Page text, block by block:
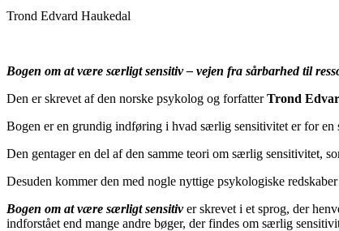
Trond Edvard Haukedal
Bogen om at være særligt sensitiv – vejen fra sårbarhed til
Den er skrevet af den norske psykolog og forfatterTrond
Bogen er en grundig indføring i hvad særlig sensitivitet er for en
Den gentager en del af den samme teori om særlig sensitivitet,
Desuden kommer den med nogle nyttige psykologiske
Bogen om at være særligt sensitiver skrevet i et sprog, der
indforstået end mange andre bøger, der findes om særlig